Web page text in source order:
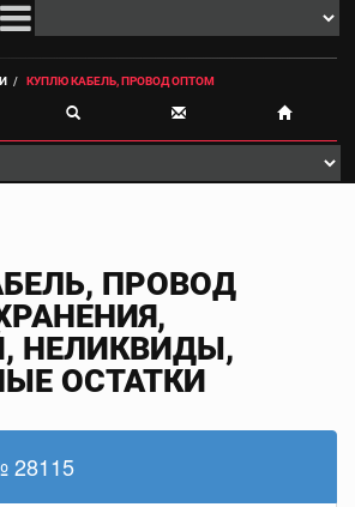
КУПЛЮ КАБЕЛЬ, ПРОВОД ОПТОМ
ПРОВОД
НЕЛИКВИДЫ,
ОСТАТКИ
28115